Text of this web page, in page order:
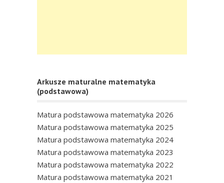
Arkusze maturalne matematyka
(podstawowa)
Matura podstawowa matematyka 2026
Matura podstawowa matematyka 2025
Matura podstawowa matematyka 2024
Matura podstawowa matematyka 2023
Matura podstawowa matematyka 2022
Matura podstawowa matematyka 2021